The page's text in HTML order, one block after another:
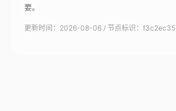
要。
更新时间：2026-08-06 / 节点标识：f3c2ec35